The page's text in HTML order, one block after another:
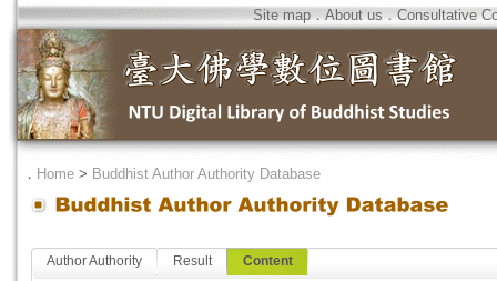
Site map．About us．Consultative
． Home > Buddhist Author Authority Database
Author Authority Result Content